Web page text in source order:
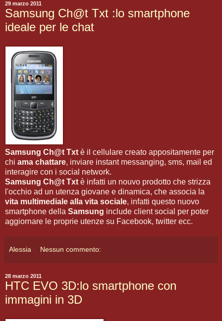
29 marzo 2011
Samsung Ch@t Txt :lo smartphone
ideale per le chat
Samsung Ch@t Txt è il cellulare creato appositamente per
chi ama chattare, inviare instant messanging, sms, mail ed
interagire con i social network.
Samsung Ch@t Txt è infatti un nouvo prodotto che strizza
l'occhio ad un utenza giovane e dinamica, che associa la
vita multimediale alla vita sociale, infatti questo nuovo
smartphone della Samsung include client social per poter
aggiornare le proprie utenze su Facebook, twitter ecc.
Alessia Nessun commento:
28 marzo 2011
HTC EVO 3D:lo smartphone con
immagini in 3D